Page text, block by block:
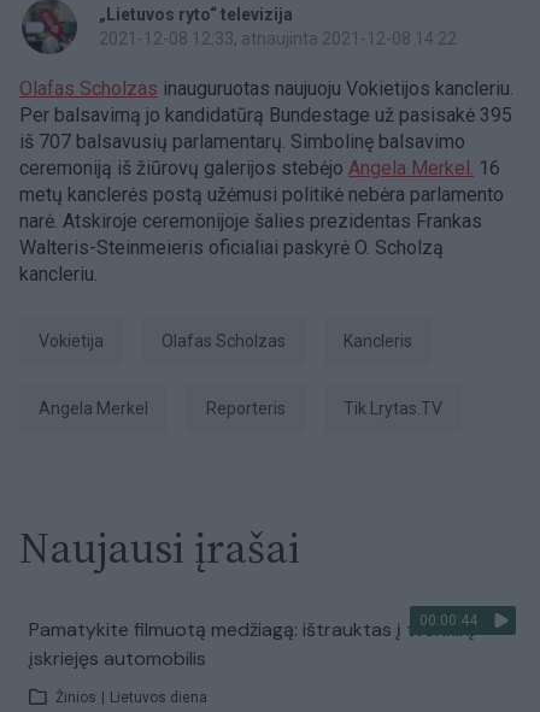
„Lietuvos ryto“ televizija
2021-12-08 12:33, atnaujinta 2021-12-08 14:22
Olafas Scholzas inauguruotas naujuoju Vokietijos kancleriu.
Per balsavimą jo kandidatūrą Bundestage už pasisakė 395
iš 707 balsavusių parlamentarų. Simbolinę balsavimo
ceremoniją iš žiūrovų galerijos stebėjo Angela Merkel. 16
metų kanclerės postą užėmusi politikė nebėra parlamento
narė. Atskiroje ceremonijoje šalies prezidentas Frankas
Walteris-Steinmeieris oficialiai paskyrė O. Scholzą
kancleriu.
Vokietija Olafas Scholzas kancleris
Angela Merkel Reporteris tik Lrytas.TV
Naujausi įrašai
00:00:44
Pamatykite filmuotą medžiagą: ištrauktas į tvenkinį
įskriejęs automobilis
Žinios Lietuvos diena